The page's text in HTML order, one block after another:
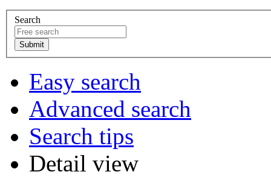
Search
Easy search
Advanced search
Search tips
Detail view